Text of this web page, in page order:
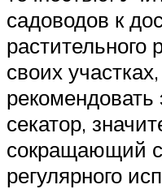
садоводов к
растительного
своих
секатор,
сокращающий
регулярного